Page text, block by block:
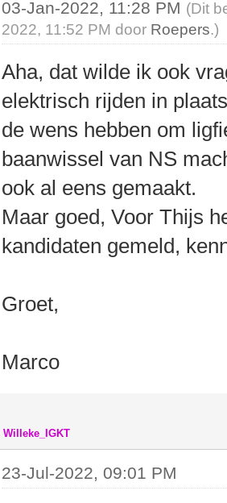
03-Jan-2022, 11:28 PM (Dit
2022, 11:52 PM door Roepers.)
Aha, dat wilde ik ook
elektrisch rijden in
de wens hebben om
baanwissel van NS
ook al eens gemaakt.
Maar goed, Voor Thijs
kandidaten gemeld,
Groet,
Marco
Willeke_IGKT
23-Jul-2022, 09:01 PM